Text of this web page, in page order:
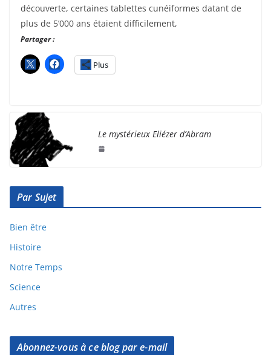
découverte, certaines tablettes cunéiformes datant de
plus de 5’000 ans étaient difficilement,
Partager :
Plus
Le mystérieux Eliézer d’Abram
Par Sujet
Bien être
Histoire
Notre Temps
Science
Autres
Abonnez-vous à ce blog par e-mail